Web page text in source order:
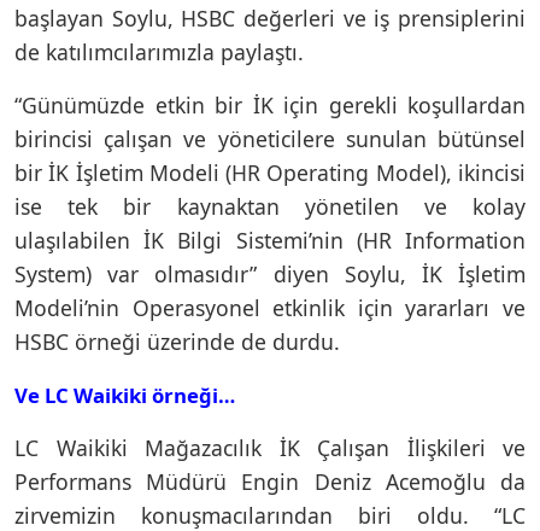
başlayan Soylu, HSBC değerleri ve iş prensiplerini
de katılımcılarımızla paylaştı.
“Günümüzde etkin bir İK için gerekli koşullardan
birincisi çalışan ve yöneticilere sunulan bütünsel
bir İK İşletim Modeli (HR Operating Model), ikincisi
ise tek bir kaynaktan yönetilen ve kolay
ulaşılabilen İK Bilgi Sistemi’nin (HR Information
System) var olmasıdır” diyen Soylu, İK İşletim
Modeli’nin Operasyonel etkinlik için yararları ve
HSBC örneği üzerinde de durdu.
Ve LC Waikiki örneği…
LC Waikiki Mağazacılık İK Çalışan İlişkileri ve
Performans Müdürü Engin Deniz Acemoğlu da
zirvemizin konuşmacılarından biri oldu. “LC